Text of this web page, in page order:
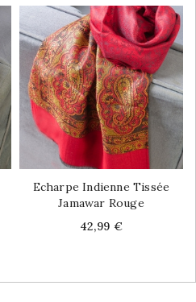
Echarpe Indienne Tissée
Jamawar Rouge
Price
42,99 €